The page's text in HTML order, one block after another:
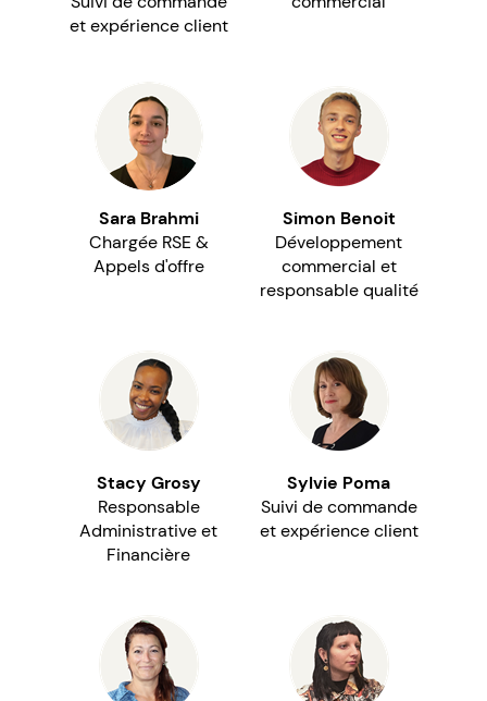
et expérience client
Sara Brahmi
Chargée RSE &
Appels d'offre
Simon Benoit
Développement
commercial et
responsable qualité
Stacy Grosy
Responsable
Administrative et
Financière
Sylvie Poma
Suivi de commande
et expérience client